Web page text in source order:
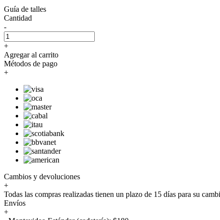
Guía de talles
Cantidad
-
+
Agregar al carrito
Métodos de pago
+
Cambios y devoluciones
+
Todas las compras realizadas tienen un plazo de 15 días para su
Envíos
+